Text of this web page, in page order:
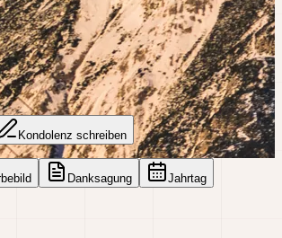
Kondolenz schreiben
Danksagung Jahrtag